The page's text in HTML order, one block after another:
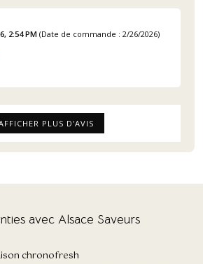
2:54 PM (Date de commande : 2/26/2026)
PLUS D'AVIS
avec Alsace Saveurs
chronofresh